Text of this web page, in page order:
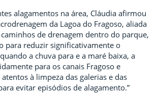
alagamentos na área, Cláudia afirmou
da Lagoa do Fragoso, aliada
de drenagem dentro do parque,
para reduzir significativamente o
a chuva para e a maré baixa, a
para os canais Fragoso e
à limpeza das galerias e das
evitar episódios de alagamento.”